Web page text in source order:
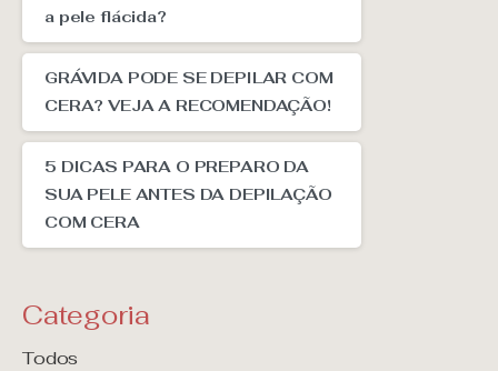
a pele flácida?
GRÁVIDA PODE SE DEPILAR COM
CERA? VEJA A RECOMENDAÇÃO!
5 DICAS PARA O PREPARO DA
SUA PELE ANTES DA DEPILAÇÃO
COM CERA
Categoria
Todos